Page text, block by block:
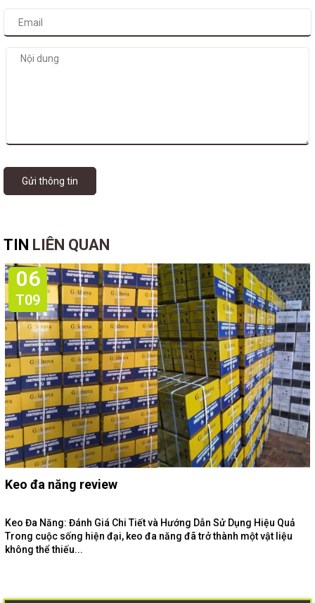
Gửi thông tin
TIN LIÊN QUAN
06
T09
Keo đa năng review
Keo Đa Năng: Đánh Giá Chi Tiết và Hướng Dẫn Sử Dụng Hiệu Quả
Trong cuộc sống hiện đại, keo đa năng đã trở thành một vật liệu
không thể thiếu...